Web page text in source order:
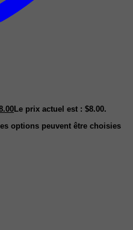
Le prix actuel est : $8.00.
options peuvent être choisies